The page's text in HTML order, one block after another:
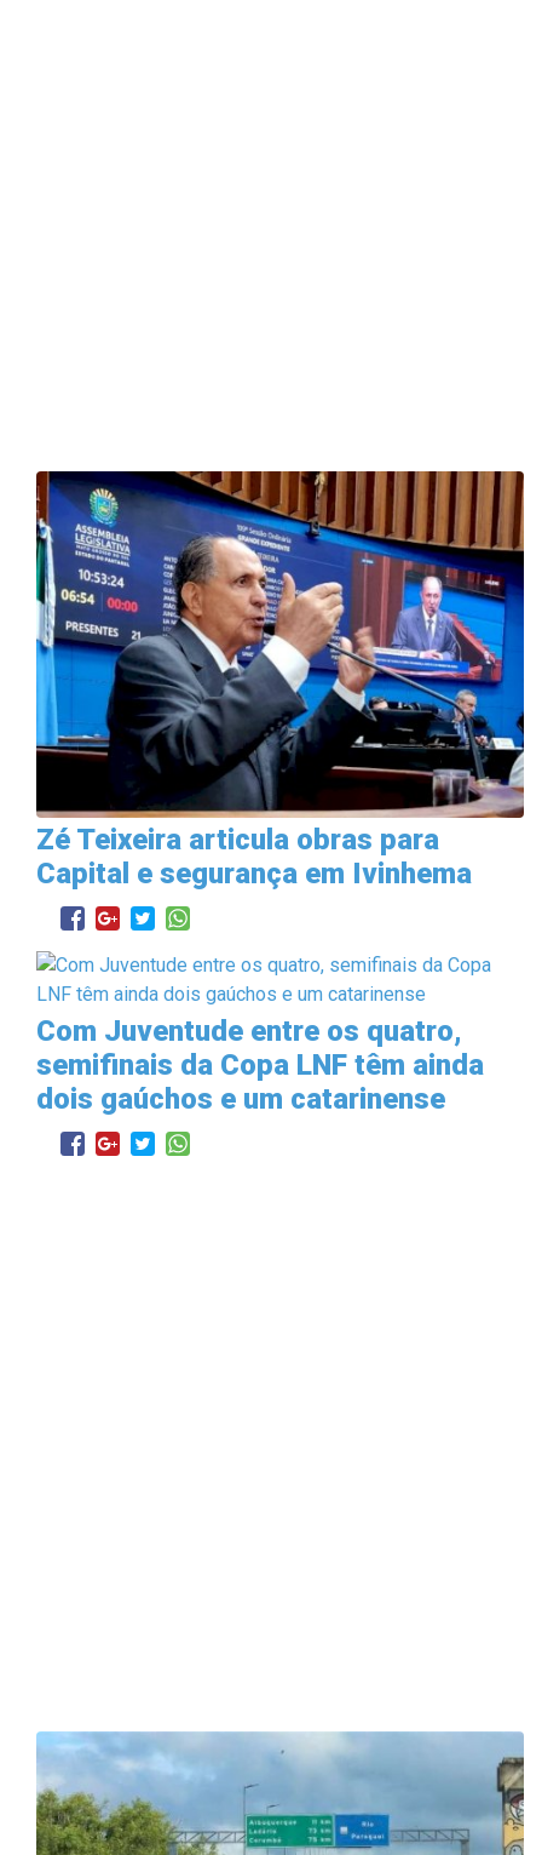
Zé Teixeira articula obras para
Capital e segurança em Ivinhema
Com Juventude entre os quatro,
semifinais da Copa LNF têm ainda
dois gaúchos e um catarinense